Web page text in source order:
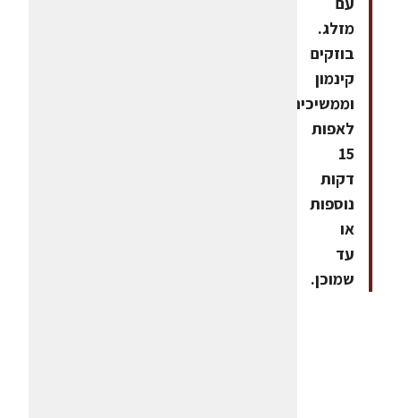
מזלג.
בוזקים
קינמון
וממשיכים
לאפות
15
דקות
נוספות
או
עד
שמוכן.